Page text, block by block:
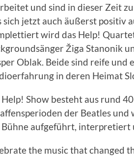
und sind in dieser Zeit
sich jetzt auch äußerst positiv
wird das Help!
Žiga Stanonik
Oblak. Beide sind reife
in deren Heimat
Show besteht aus rund
der Beatles
aufgeführt, interpretiert
the music that changed